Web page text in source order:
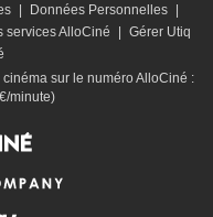
| Données Personnelles |
services AlloCiné | Gérer Utiq
sur le numéro AlloCiné :
minute)